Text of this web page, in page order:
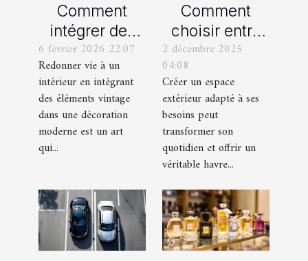
Comment
intégrer des
éléments
vintage dans
une décoration
moderne ?
6 février 2026 22:07
Redonner vie à un
intérieur en intégrant
des éléments vintage
dans une décoration
moderne est un art
qui...
Comment
choisir entre
un jardin, une
terrasse et un
balcon pour
votre espace
extérieur ?
2 décembre 2025
04:08
Créer un espace
extérieur adapté à ses
besoins peut
transformer son
quotidien et offrir un
véritable havre...